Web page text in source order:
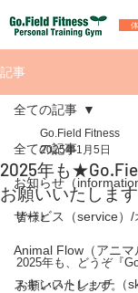
記事
全ての記事
お知らせ（information
サービス（service）/
Animal Flow（アニマ
スキンストレッチ（
全ての記事
2025年も
お願いいたしま
Go.Field Fitness
2025年1月5日
皆様♪
2025年も、どうぞ『
お願いいたします。